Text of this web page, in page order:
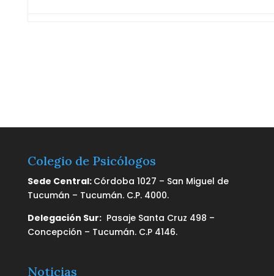
Colegio de Psicólogos
Sede Central: Córdoba 1027 – San Miguel de
Tucumán – Tucumán. C.P. 4000.
Delegación Sur:Pasaje Santa Cruz 498 –
Concepción – Tucumán. C.P 4146.
Noticias